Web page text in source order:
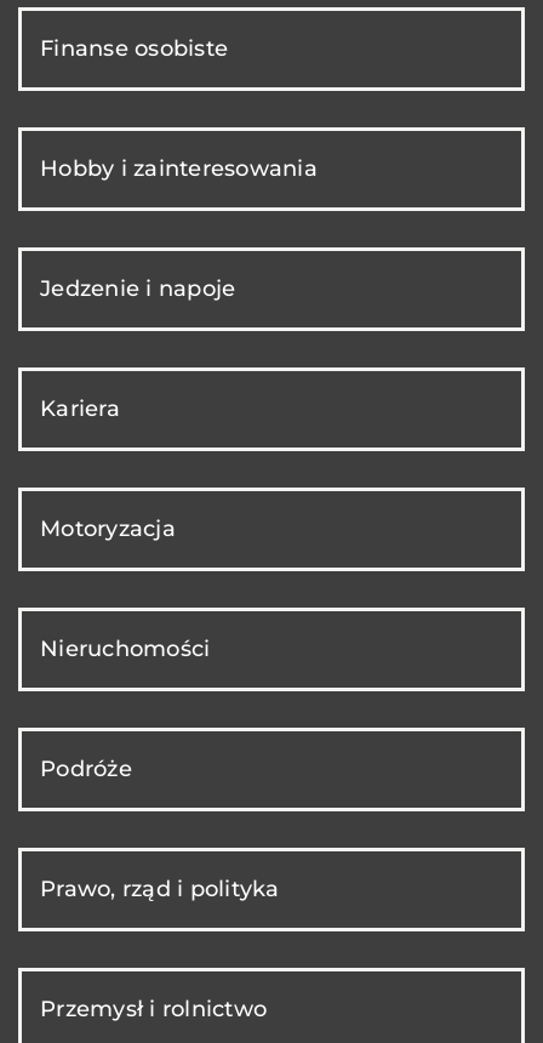
Finanse osobiste
Hobby i zainteresowania
Jedzenie i napoje
Kariera
Motoryzacja
Nieruchomości
Podróże
Prawo, rząd i polityka
Przemysł i rolnictwo